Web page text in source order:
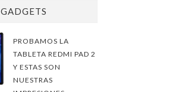
GADGETS
PROBAMOS LA
TABLETA REDMI PAD 2
Y ESTAS SON
NUESTRAS